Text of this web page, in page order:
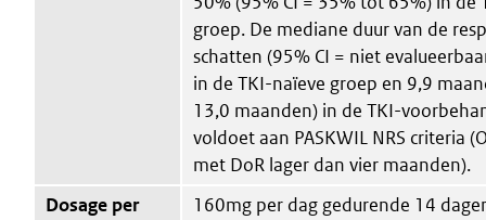
groep. De mediane duur van de
schatten (95% CI = niet
in de TKI-naïeve groep en 9,9
13,0 maanden) in de TKI-
voldoet aan PASKWIL NRS criteria
met DoR lager dan vier maanden).
Dosage per
160mg per dag gedurende 14